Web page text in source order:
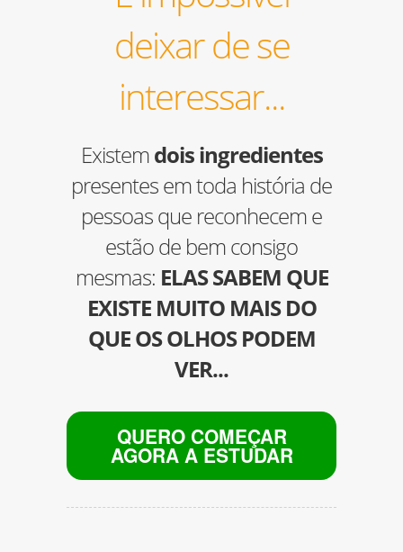
deixar de se
interessar...
Existemdois ingredientes
presentes em toda história de
pessoas que reconhecem e
estão de bem consigo
mesmas: ELAS SABEM QUE
EXISTE MUITO MAIS DO
QUE OS OLHOS PODEM
VER...
QUERO COMEÇAR
AGORA A ESTUDAR